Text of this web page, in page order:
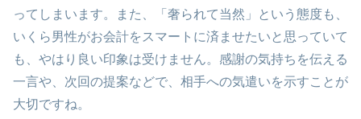
ってしまいます。また、「奢られて当然」という態度も、
いくら男性がお会計をスマートに済ませたいと思っていて
も、やはり良い印象は受けません。感謝の気持ちを伝える
一言や、次回の提案などで、相手への気遣いを示すことが
大切ですね。